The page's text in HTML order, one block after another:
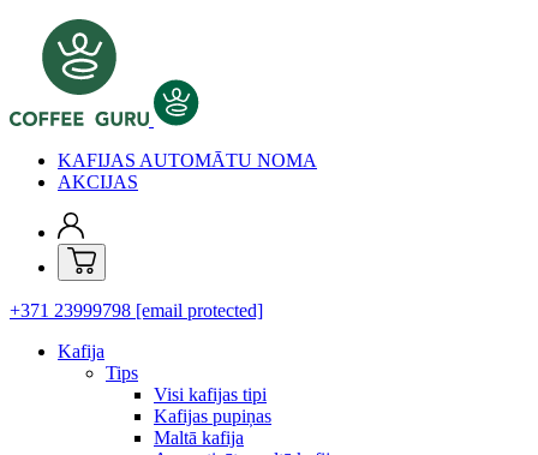
KAFIJAS AUTOMĀTU NOMA
AKCIJAS
+371 23999798 [email protected]
Kafija
Tips
Visi kafijas tipi
Kafijas pupiņas
Maltā kafija